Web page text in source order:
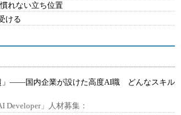
れない立ち位置
ける
」――国内企業が設けた高度AI職 どんなスキル
Developer」人材募集：